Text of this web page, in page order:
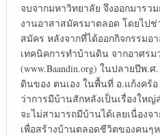
จบจากมหาวิทยาลัย จึงออกมารว
งานอาสาสมัครมาตลอด โดยไปช่
สมัคร หลังจากที่ได้ออกกิจกรรมอ
เทคนิคการทำบ้านดิน จากอาศรม
(www.Baandin.org) ในปลายปีพ.
ดินของ ตนเอง ในพื้นที่ อ.แก้งคร้
ว่าการมีบ้านสักหลังเป็นเรื่องให
จะไม่สามารถมีบ้านได้เลยเนื่องจ
เพื่อสร้างบ้านตลอดชีวิตของคนๆ